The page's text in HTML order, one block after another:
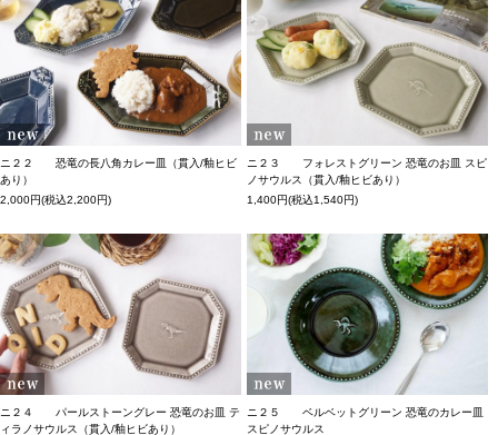
ニ２２ 恐竜の長八角カレー皿（貫入/釉ヒビ
あり）
2,000円(税込2,200円)
ニ２３ フォレストグリーン 恐竜のお皿 スピ
ノサウルス（貫入/釉ヒビあり）
1,400円(税込1,540円)
ニ２４ パールストーングレー 恐竜のお皿 テ
ィラノサウルス（貫入/釉ヒビあり）
ニ２５ ベルベットグリーン 恐竜のカレー皿
スピノサウルス